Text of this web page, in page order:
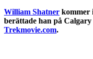
William Shatner kommer
berättade han på
Trekmovie.com.